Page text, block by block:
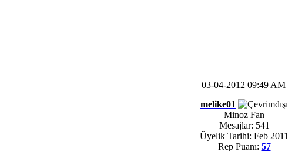
03-04-2012 09:49 AM
melike01
Minoz Fan
Mesajlar: 541
Üyelik Tarihi: Feb 2011
Rep Puanı: 57